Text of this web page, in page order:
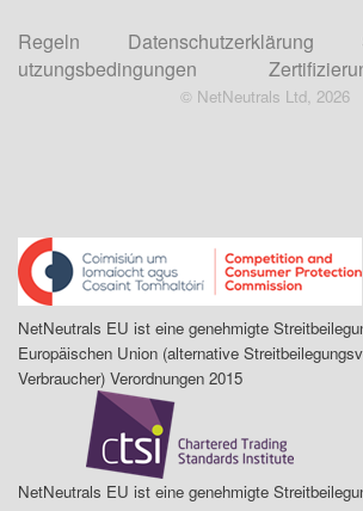
Regeln Datenschutzerklärung
utzungsbedingungen
© NetNeutrals Ltd, 2026
NetNeutrals EU ist eine genehmigte
Europäischen Union (alternative
Verbraucher) Verordnungen 2015
NetNeutrals EU ist eine genehmigte